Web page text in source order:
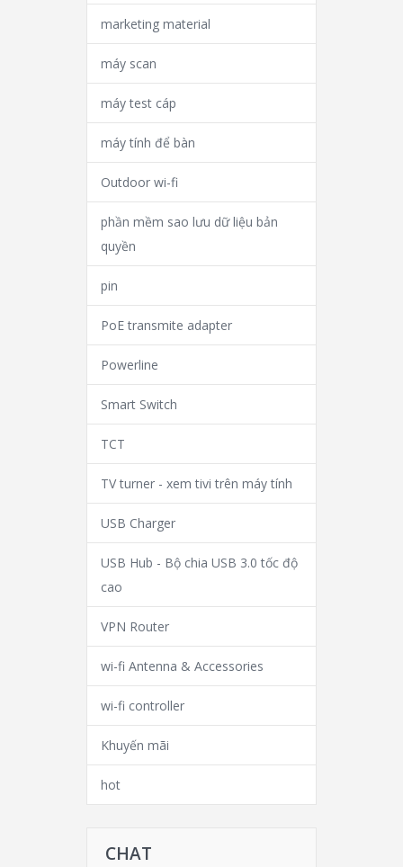
marketing material
máy scan
máy test cáp
máy tính để bàn
Outdoor wi-fi
phần mềm sao lưu dữ liệu bản
quyền
pin
PoE transmite adapter
Powerline
Smart Switch
TCT
TV turner - xem tivi trên máy tính
USB Charger
USB Hub - Bộ chia USB 3.0 tốc độ
cao
VPN Router
wi-fi Antenna & Accessories
wi-fi controller
Khuyến mãi
hot
CHAT